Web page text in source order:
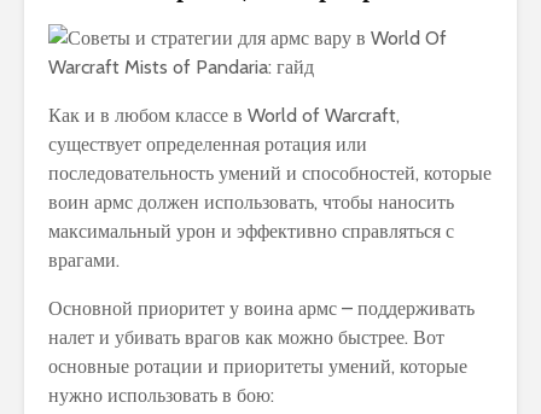
Как и в любом классе в World of Warcraft,
существует определенная ротация или
последовательность умений и способностей, которые
воин армс должен использовать, чтобы наносить
максимальный урон и эффективно справляться с
врагами.
Основной приоритет у воина армс – поддерживать
налет и убивать врагов как можно быстрее. Вот
основные ротации и приоритеты умений, которые
нужно использовать в бою: